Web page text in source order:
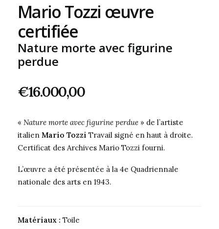
Mario Tozzi œuvre
certifiée
Nature morte avec figurine
perdue
€16.000,00
« Nature morte avec figurine perdue » de l’artiste
italien Mario Tozzi Travail signé en haut à droite.
Certificat des Archives Mario Tozzi fourni.
L’œuvre a été présentée à la 4e Quadriennale
nationale des arts en 1943.
Matériaux : Toile